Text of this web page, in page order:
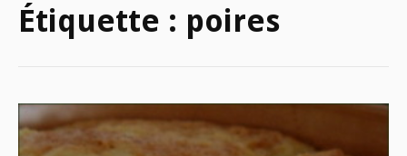
Étiquette : poires